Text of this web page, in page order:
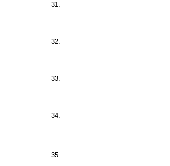
31.
32.
33.
34.
35.